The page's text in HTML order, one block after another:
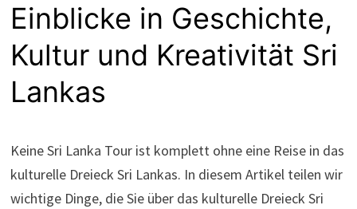
Einblicke in Geschichte,
Kultur und Kreativität Sri
Lankas
Keine Sri Lanka Tour ist komplett ohne eine Reise in das
kulturelle Dreieck Sri Lankas. In diesem Artikel teilen wir
wichtige Dinge, die Sie über das kulturelle Dreieck Sri